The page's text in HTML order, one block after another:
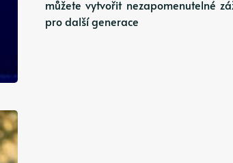
můžete vytvořit nezapomenutelné
pro další generace